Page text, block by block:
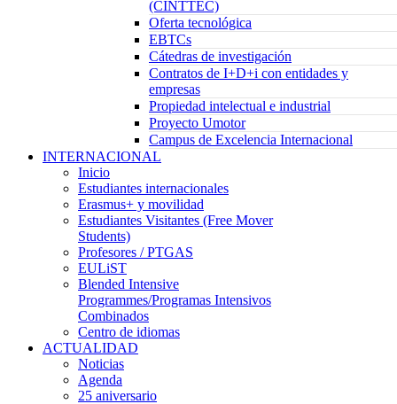
(CINTTEC)
Oferta tecnológica
EBTCs
Cátedras de investigación
Contratos de I+D+i con entidades y
empresas
Propiedad intelectual e industrial
Proyecto Umotor
Campus de Excelencia Internacional
INTERNACIONAL
Inicio
Estudiantes internacionales
Erasmus+ y movilidad
Estudiantes Visitantes (Free Mover
Students)
Profesores / PTGAS
EULiST
Blended Intensive
Programmes/Programas Intensivos
Combinados
Centro de idiomas
ACTUALIDAD
Noticias
Agenda
25 aniversario